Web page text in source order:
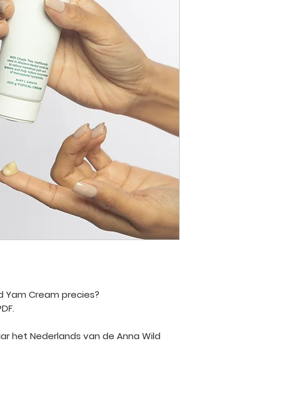
Yam Cream precies?
het Nederlands van de Anna Wild